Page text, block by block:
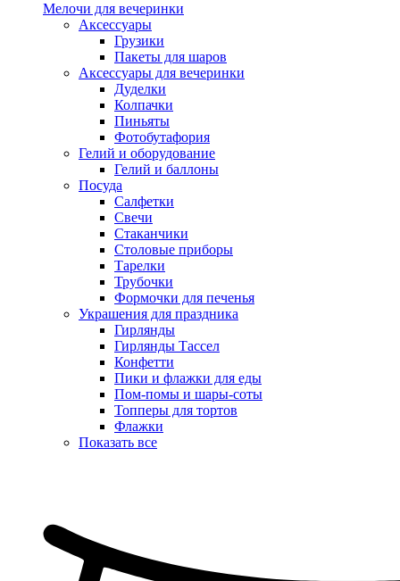
Мелочи для вечеринки
Аксессуары
Грузики
Пакеты для шаров
Аксессуары для вечеринки
Дуделки
Колпачки
Пиньяты
Фотобутафория
Гелий и оборудование
Гелий и баллоны
Посуда
Салфетки
Свечи
Стаканчики
Столовые приборы
Тарелки
Трубочки
Формочки для печенья
Украшения для праздника
Гирлянды
Гирлянды Тассел
Конфетти
Пики и флажки для еды
Пом-помы и шары-соты
Топперы для тортов
Флажки
Показать все